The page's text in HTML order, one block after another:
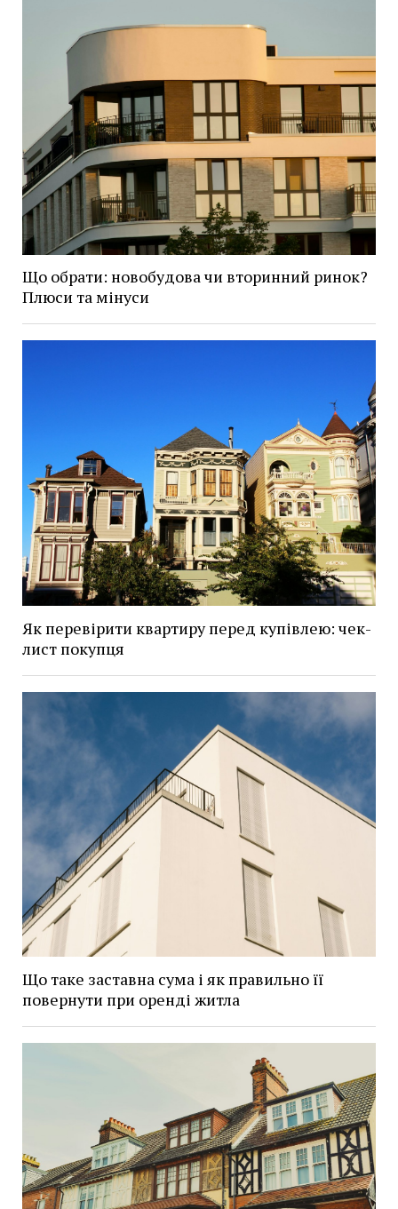
Що обрати: новобудова чи вторинний ринок?
Плюси та мінуси
Як перевірити квартиру перед купівлею: чек-
лист покупця
Що таке заставна сума і як правильно її
повернути при оренді житла